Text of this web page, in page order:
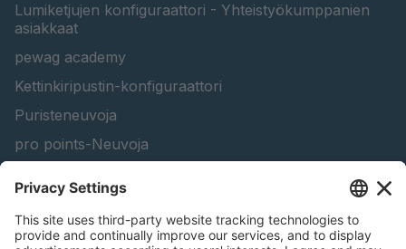
Lumiketjujen konfiguraattori - Yhteistyökumppanien
asiakkaat
pewag academy
Kettinkiripustin-konfiguraattori
Puristeneuvoja
pro points-Neuvoja
Nostopalkin konfiguraattori
Etsi metsätaloustuotteita